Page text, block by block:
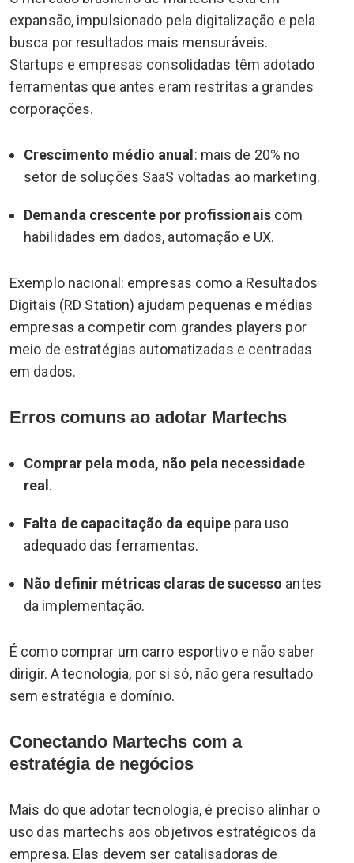
expansão, impulsionado pela digitalização e pela
busca por resultados mais mensuráveis.
Startups e empresas consolidadas têm adotado
ferramentas que antes eram restritas a grandes
corporações.
Crescimento médio anual : mais de 20% no
setor de soluções SaaS voltadas ao marketing.
Demanda crescente por profissionaiscom
habilidades em dados, automação e UX.
Exemplo nacional: empresas como a Resultados
Digitais (RD Station) ajudam pequenas e médias
empresas a competir com grandes players por
meio de estratégias automatizadas e centradas
em dados.
Erros comuns ao adotar Martechs
Comprar pela moda, não pela necessidade
real .
Falta de capacitação da equipe para uso
adequado das ferramentas.
Não definir métricas claras de sucesso antes
da implementação.
É como comprar um carro esportivo e não saber
dirigir. A tecnologia, por si só, não gera resultado
sem estratégia e domínio.
Conectando Martechs com a
estratégia de negócios
Mais do que adotar tecnologia, é preciso alinhar o
uso das martechs aos objetivos estratégicos da
empresa. Elas devem ser catalisadoras de